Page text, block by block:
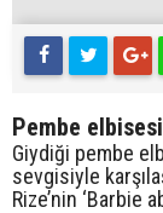
Pembe
Giydiği pembe
sevgisiyle
Rize’nin ‘Barbie